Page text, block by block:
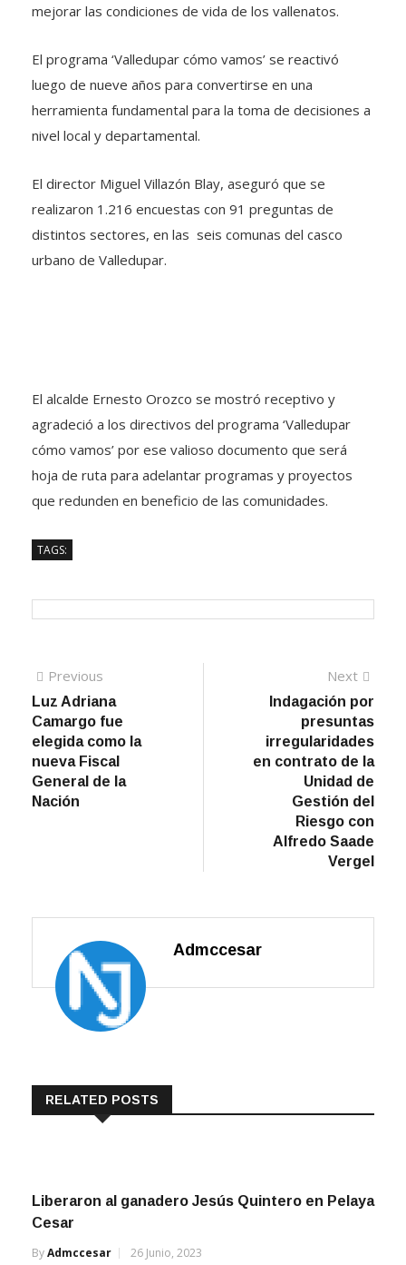
mejorar las condiciones de vida de los vallenatos.
El programa ‘Valledupar cómo vamos’ se reactivó
luego de nueve años para convertirse en una
herramienta fundamental para la toma de decisiones a
nivel local y departamental.
El director Miguel Villazón Blay, aseguró que se
realizaron 1.216 encuestas con 91 preguntas de
distintos sectores, en las seis comunas del casco
urbano de Valledupar.
El alcalde Ernesto Orozco se mostró receptivo y
agradeció a los directivos del programa ‘Valledupar
cómo vamos’ por ese valioso documento que será
hoja de ruta para adelantar programas y proyectos
que redunden en beneficio de las comunidades.
TAGS:
Navegación
de
entradas
Previous
post:
Luz Adriana
Camargo fue
elegida como la
nueva Fiscal
General de la
Nación
Next
Indagación por
presuntas
irregularidades
en contrato de la
Unidad de
Gestión del
Riesgo con
Alfredo Saade
Vergel
Admccesar
RELATED POSTS
Liberaron al ganadero Jesús Quintero en Pelaya
Cesar
ByAdmccesar 26 Junio, 2023